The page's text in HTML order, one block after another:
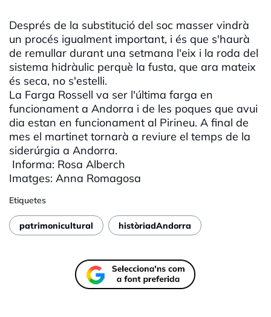
Després de la substitució del soc masser vindrà
un procés igualment important, i és que s'haurà
de remullar durant una setmana l'eix i la roda del
sistema hidràulic perquè la fusta, que ara mateix
és seca, no s'estelli.
La Farga Rossell va ser l'última farga en
funcionament a Andorra i de les poques que avui
dia estan en funcionament al Pirineu. A final de
mes el martinet tornarà a reviure el temps de la
siderúrgia a Andorra.
Informa: Rosa Alberch
Imatges: Anna Romagosa
Etiquetes
patrimonicultural històriadAndorra